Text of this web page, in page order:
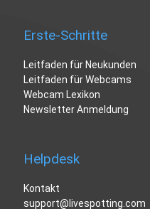
Erste-Schritte
Leitfaden für Neukunden
Leitfaden für Webcams
Webcam Lexikon
Newsletter Anmeldung
Helpdesk
Kontakt
support@livespotting.com